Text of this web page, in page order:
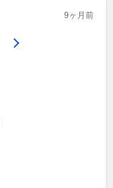
9ヶ月前